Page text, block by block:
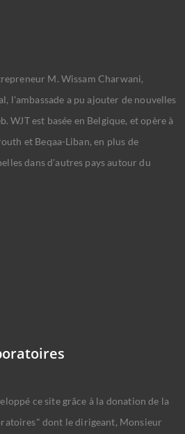
M. Wissam Charwani,
l'ambassade a pu ajouter de nouvelles
WJT est basée en Belgique, et opère à
et Beqaa-Liban, en plus de
dans d'autres pays autour du
ce site grâce à la donation de la
dont le dirigeant, Monsieur